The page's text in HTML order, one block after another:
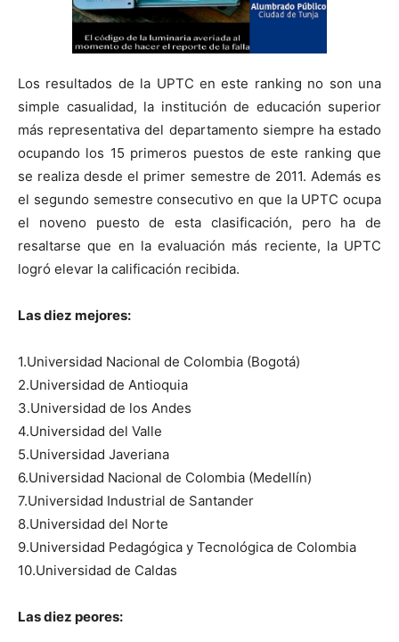
Los resultados de la UPTC en este ranking no son una
simple casualidad, la institución de educación superior
más representativa del departamento siempre ha estado
ocupando los 15 primeros puestos de este ranking que
se realiza desde el primer semestre de 2011. Además es
el segundo semestre consecutivo en que la UPTC ocupa
el noveno puesto de esta clasificación, pero ha de
resaltarse que en la evaluación más reciente, la UPTC
logró elevar la calificación recibida.
Las diez mejores:
1.Universidad Nacional de Colombia (Bogotá)
2.Universidad de Antioquia
3.Universidad de los Andes
4.Universidad del Valle
5.Universidad Javeriana
6.Universidad Nacional de Colombia (Medellín)
7.Universidad Industrial de Santander
8.Universidad del Norte
9.Universidad Pedagógica y Tecnológica de Colombia
10.Universidad de Caldas
Las diez peores: